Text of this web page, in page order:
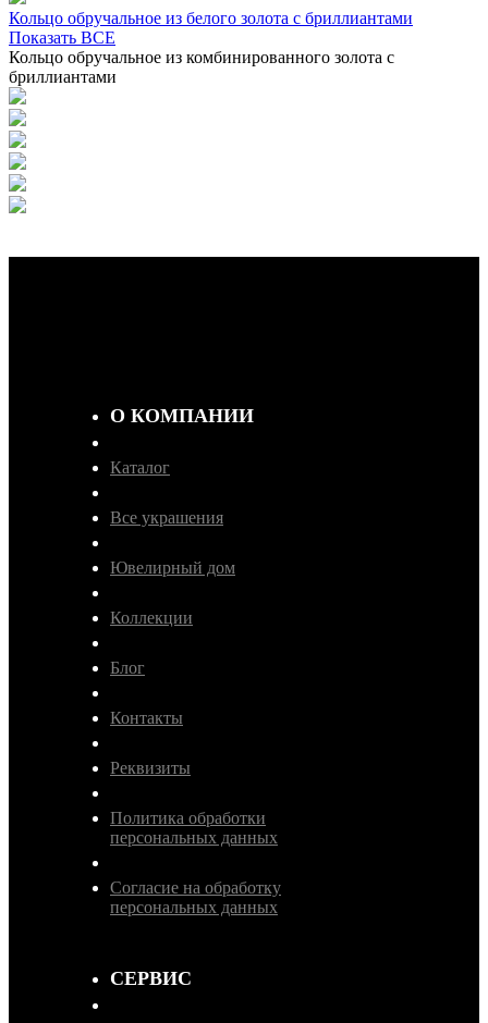
Кольцо обручальное из белого золота с бриллиантами
Показать ВСЕ
Кольцо обручальное из комбинированного золота с
бриллиантами
О КОМПАНИИ
Каталог
Все украшения
Ювелирный дом
Коллекции
Блог
Контакты
Реквизиты
Политика обработки
персональных данных
Согласие на обработку
персональных данных
СЕРВИС